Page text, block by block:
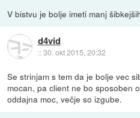
V bistvu je bolje imeti manj
d4vid
::30. okt 2015, 20:32
Se strinjam s tem da je bolje vec
mocan, pa client ne bo sposoben
oddajna moc, večje so izgube.